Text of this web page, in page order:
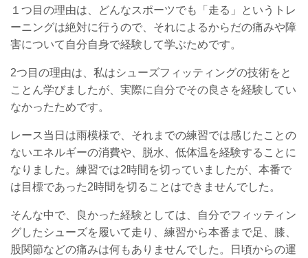
１つ目の理由は、どんなスポーツでも「走る」というトレ
ーニングは絶対に行うので、それによるからだの痛みや障
害について自分自身で経験して学ぶためです。
2つ目の理由は、私はシューズフィッティングの技術をと
ことん学びましたが、実際に自分でその良さを経験してい
なかったためです。
レース当日は雨模様で、それまでの練習では感じたことの
ないエネルギーの消費や、脱水、低体温を経験することに
なりました。練習では2時間を切っていましたが、本番で
は目標であった2時間を切ることはできませんでした。
そんな中で、良かった経験としては、自分でフィッティン
グしたシューズを履いて走り、練習から本番まで足、膝、
股関節などの痛みは何もありませんでした。日頃からの運